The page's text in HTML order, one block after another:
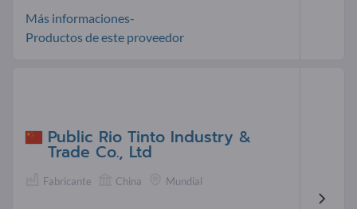
Más informaciones-
Productos de este proveedor
Public Rio Tinto Industry &
Trade Co., Ltd
Fabricante China Mundial